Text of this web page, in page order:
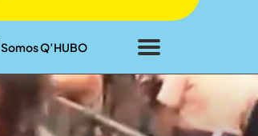
Somos Q’HUBO